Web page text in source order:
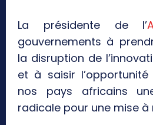
La présidente de l’
gouvernements à
la disruption de
et à saisir
nos pays africains
radicale pour une mise à